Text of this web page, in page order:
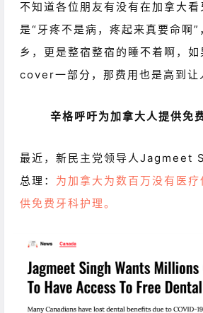
不知道各位朋友有没有在加拿大
是“牙疼不是病，疼起来真要命啊
乡，更是整宿整宿的睡不着啊，
cover一部分，那费用也是高到让
辛格呼吁为加拿大人提供免
最近，新民主党领导人Jagmeet
总理： 为加拿大为数百万没有医
供免费牙科护理。